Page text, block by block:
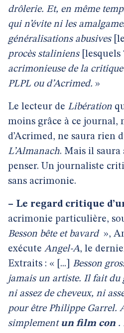
drôlerie. Et, en même
qui n’évite ni les
généralisations abusives
procès staliniens[lesquels
acrimonieuse de la
PLPL ou d’Acrimed. »
Le lecteur de Libération
moins grâce à ce journal,
d’Acrimed, ne saura rien
L’Almanach. Mais il saura
penser. Un journaliste
sans acrimonie.
– Le regard critique
acrimonie particulière,
Besson bête et bavard »,
exécute Angel-A, le
Extraits : « [...] Besson
jamais un artiste. Il fait du
ni assez de cheveux, ni
pour être Philippe Garrel.
simplement un film con .